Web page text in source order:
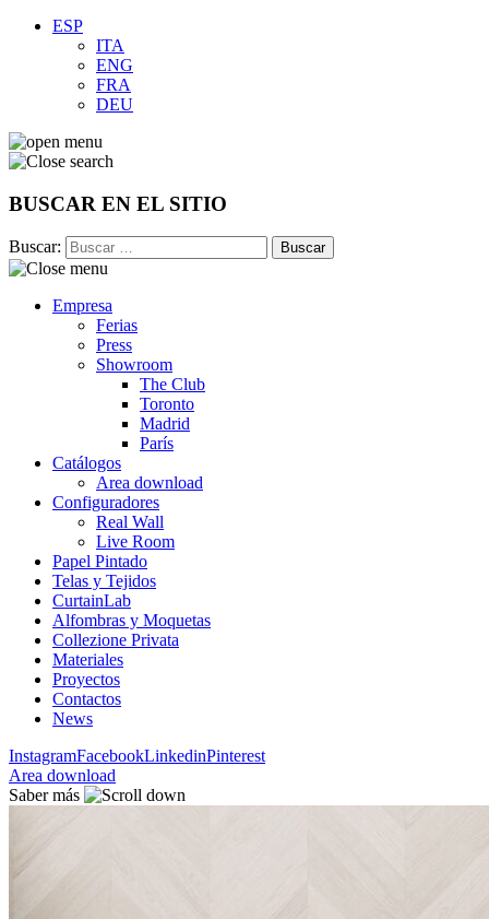
ESP
ITA
ENG
FRA
DEU
BUSCAR EN EL SITIO
Buscar:
Empresa
Ferias
Press
Showroom
The Club
Toronto
Madrid
París
Catálogos
Area download
Configuradores
Real Wall
Live Room
Papel Pintado
Telas y Tejidos
CurtainLab
Alfombras y Moquetas
Collezione Privata
Materiales
Proyectos
Contactos
News
InstagramFacebookLinkedinPinterest
Area download
Saber más